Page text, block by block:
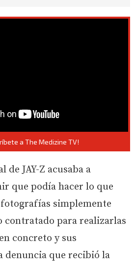
a The Medizine TV!
de JAY-Z acusaba a
que podía hacer lo que
simplemente
contratado para realizarlas
concreto y sus
denuncia que recibió la